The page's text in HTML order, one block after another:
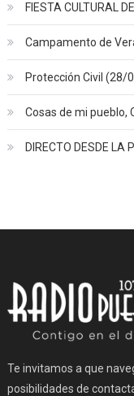
FIESTA CULTURAL
Campamento de
Protección Civil (28/
Cosas de mi pueblo,
DIRECTO DESDE
Te invitamos a que
posibilidades de